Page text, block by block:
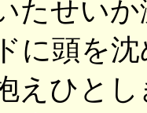
たせい
に頭を
えひと